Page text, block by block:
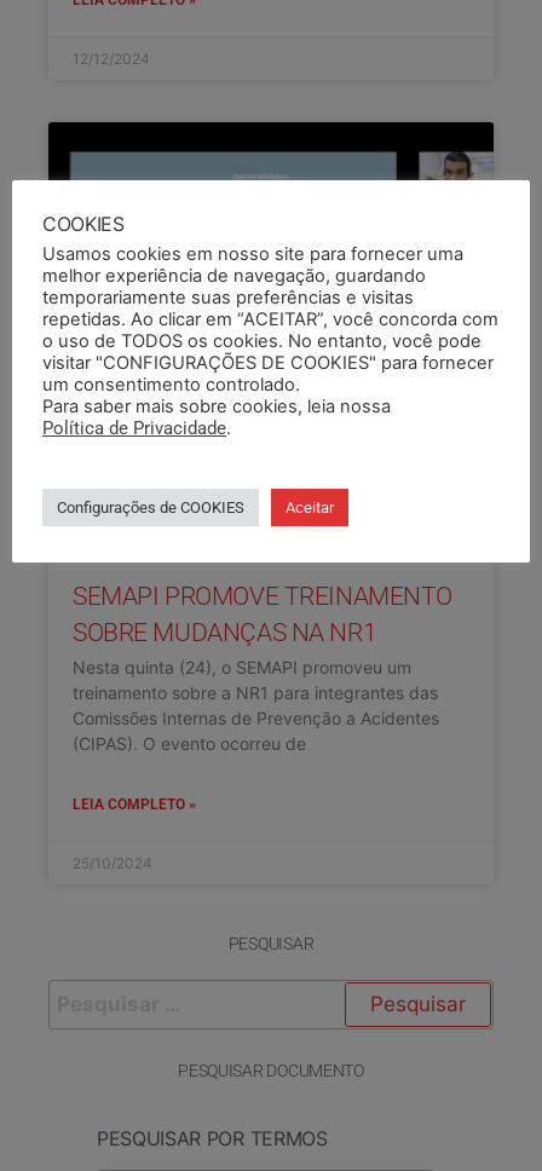
12/12/2024
SEMAPI PROMOVE TREINAMENTO
SOBRE MUDANÇAS NA NR1
Nesta quinta (24), o SEMAPI promoveu um
treinamento sobre a NR1 para integrantes das
Comissões Internas de Prevenção a Acidentes
(CIPAS). O evento ocorreu de
LEIA COMPLETO »
25/10/2024
PESQUISAR
PESQUISAR DOCUMENTO
PESQUISAR POR TERMOS
COOKIES
Usamos cookies em nosso site para fornecer uma
melhor experiência de navegação, guardando
temporariamente suas preferências e visitas
repetidas. Ao clicar em “ACEITAR”, você concorda com
o uso de TODOS os cookies. No entanto, você pode
visitar "CONFIGURAÇÕES DE COOKIES" para fornecer
um consentimento controlado.
Para saber mais sobre cookies, leia nossa
Política de Privacidade.
Configurações de COOKIES Aceitar